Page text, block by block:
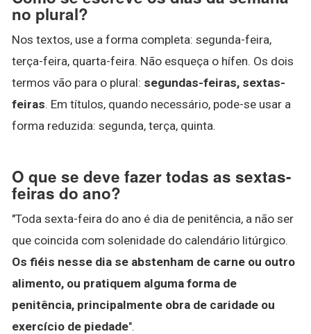
no plural?
Nos textos, use a forma completa: segunda-feira,
terça-feira, quarta-feira. Não esqueça o hífen. Os dois
termos vão para o plural: segundas-feiras, sextas-
feiras. Em títulos, quando necessário, pode-se usar a
forma reduzida: segunda, terça, quinta.
O que se deve fazer todas as sextas-
feiras do ano?
"Toda sexta-feira do ano é dia de penitência, a não ser
que coincida com solenidade do calendário litúrgico.
Os fiéis nesse dia se abstenham de carne ou outro
alimento, ou pratiquem alguma forma de
penitência, principalmente obra de caridade ou
exercício de piedade".